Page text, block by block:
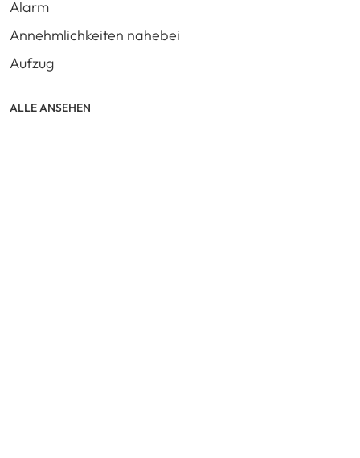
Alarm
Annehmlichkeiten nahebei
Aufzug
ALLE ANSEHEN